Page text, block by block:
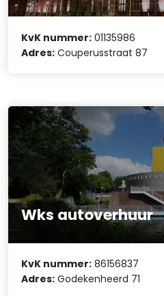
KvK nummer: 01135986
Adres: Couperusstraat 87
Wks autoverhuur
KvK nummer: 86156837
Adres: Godekenheerd 71